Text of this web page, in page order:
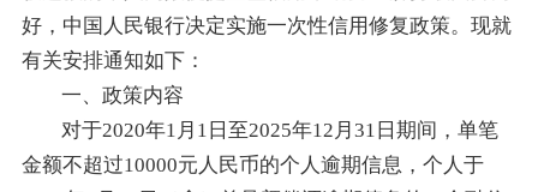
好，中国人民银行决定实施一次性信用修复政策。现就
有关安排通知如下：
一、政策内容
对于2020年1月1日至2025年12月31日期间，单笔
金额不超过10000元人民币的个人逾期信息，个人于